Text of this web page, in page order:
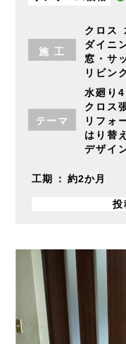
施 工
クロス
ダイニ
窓・サ
リビン
テーマ
水廻り
クロス
リフォ
はり替え
デザイ
工期 約2か月
投